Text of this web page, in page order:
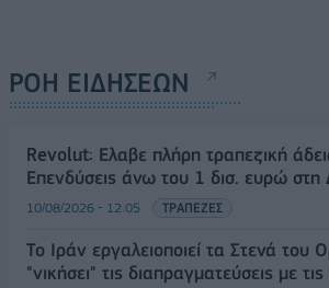
ΡΟΗ ΕΙΔΗΣΕΩΝ
Revolut: Ελαβε πλήρη τραπεζική
Επενδύσεις άνω του 1 δισ. ευρώ στη
10/08/2026 - 12:05 ΤΡΑΠΕΖΕΣ
Το Ιράν εργαλειοποιεί τα Στενά του
"νικήσει" τις διαπραγματεύσεις με